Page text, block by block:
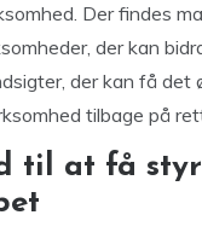
Der findes
der kan
der kan få det
tilbage på
til at få